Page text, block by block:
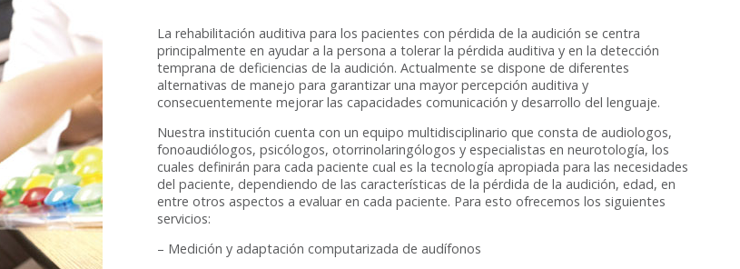
La rehabilitación auditiva para los pacientes con pérdida de la audición se centra
principalmente en ayudar a la persona a tolerar la pérdida auditiva y en la detección
temprana de deficiencias de la audición. Actualmente se dispone de diferentes
alternativas de manejo para garantizar una mayor percepción auditiva y
consecuentemente mejorar las capacidades comunicación y desarrollo del lenguaje.
Nuestra institución cuenta con un equipo multidisciplinario que consta de audiologos,
fonoaudiólogos, psicólogos, otorrinolaringólogos y especialistas en neurotología, los
cuales definirán para cada paciente cual es la tecnología apropiada para las necesidades
del paciente, dependiendo de las características de la pérdida de la audición, edad, en
entre otros aspectos a evaluar en cada paciente. Para esto ofrecemos los siguientes
servicios:
– Medición y adaptación computarizada de audífonos